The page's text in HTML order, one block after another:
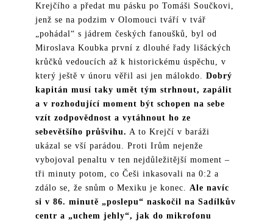
Krejčího a předat mu pásku po Tomáši Součkovi,
jenž se na podzim v Olomouci tváří v tvář
„pohádal“ s jádrem českých fanoušků, byl od
Miroslava Koubka první z dlouhé řady lišáckých
krůčků vedoucích až k historickému úspěchu, v
který ještě v únoru věřil asi jen málokdo. Dobrý
kapitán musí taky umět tým strhnout, zapálit
a v rozhodující moment být schopen na sebe
vzít zodpovědnost a vytáhnout ho ze
sebevětšího průšvihu. A to Krejčí v baráži
ukázal se vší parádou. Proti Irům nejenže
vybojoval penaltu v ten nejdůležitější moment –
tři minuty potom, co Češi inkasovali na 0:2 a
zdálo se, že snům o Mexiku je konec. Ale navíc
si v 86. minutě „poslepu“ naskočil na Sadílkův
centr a „uchem jehly“, jak do mikrofonu